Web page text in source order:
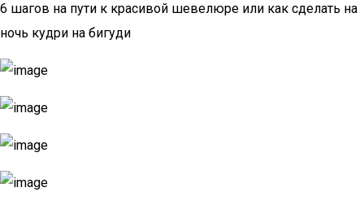
6 шагов на пути к красивой шевелюре или как сделать на
ночь кудри на бигуди